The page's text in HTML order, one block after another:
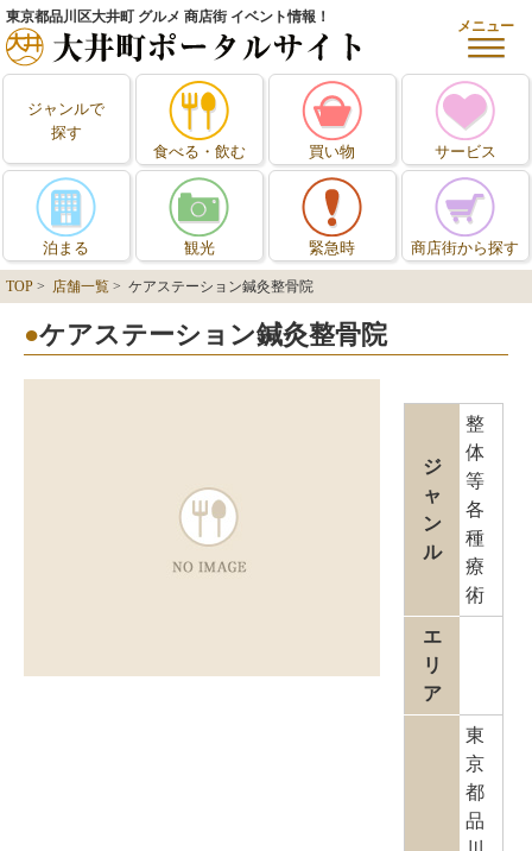
東京都品川区大井町 グルメ 商店街 イベント情報！
メニュー
ジャンルで
探す
食べる・飲む
買い物 サービス
泊まる 観光 緊急時 商店街から探す
TOP > 店舗一覧 > ケアステーション鍼灸整骨院
ケアステーション鍼灸整骨院
ジ
ャ
ン
ル
整
体
等
各
種
療
術
エ
リ
ア
東
京
都
品